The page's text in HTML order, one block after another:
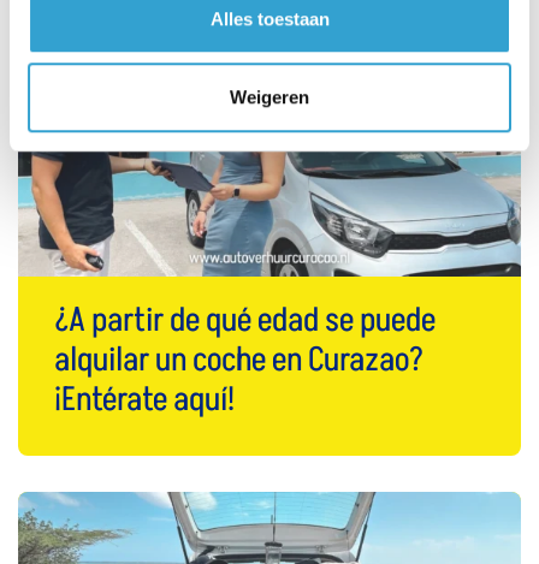
Alles toestaan
Weigeren
¿A partir de qué edad se puede
alquilar un coche en Curazao?
¡Entérate aquí!